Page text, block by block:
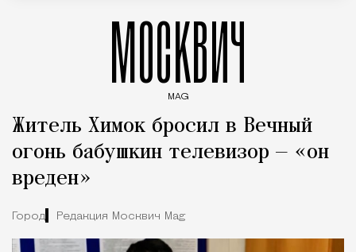
МОСКВИЧ
MAG
Житель Химок бросил в Вечный
огонь бабушкин телевизор — «он
вреден»
Город Редакция Москвич Mag